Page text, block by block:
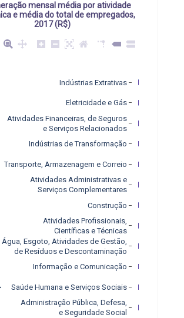
mensal média por atividade
e média do total de empregados,
2017 (R$)
Administração Pública, Defesa,
e Seguridade Social
Saúde Humana e Serviços Sociais
Informação e Comunicação
Água, Esgoto, Atividades de Gestão,
de Resíduos e Descontaminação
Atividades Profissionais,
Científicas e Técnicas
Construção
Atividades Administrativas e
Serviços Complementares
Transporte, Armazenagem e Correio
Indústrias de Transformação
Atividades Financeiras, de Seguros
e Serviços Relacionados
Eletricidade e Gás
Indústrias Extrativas